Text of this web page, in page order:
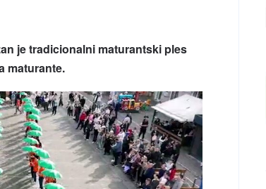
je tradicionalni maturantski ples
maturante.